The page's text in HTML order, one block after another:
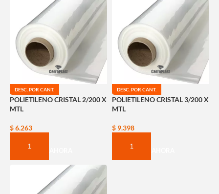
DESC. POR CANT.
POLIETILENO CRISTAL 2/200 X
MTL
$6.263
COMPRAR AHORA
DESC. POR CANT.
POLIETILENO CRISTAL 3/200 X
MTL
$9.398
COMPRAR AHORA